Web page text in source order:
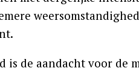
de aandacht voor de